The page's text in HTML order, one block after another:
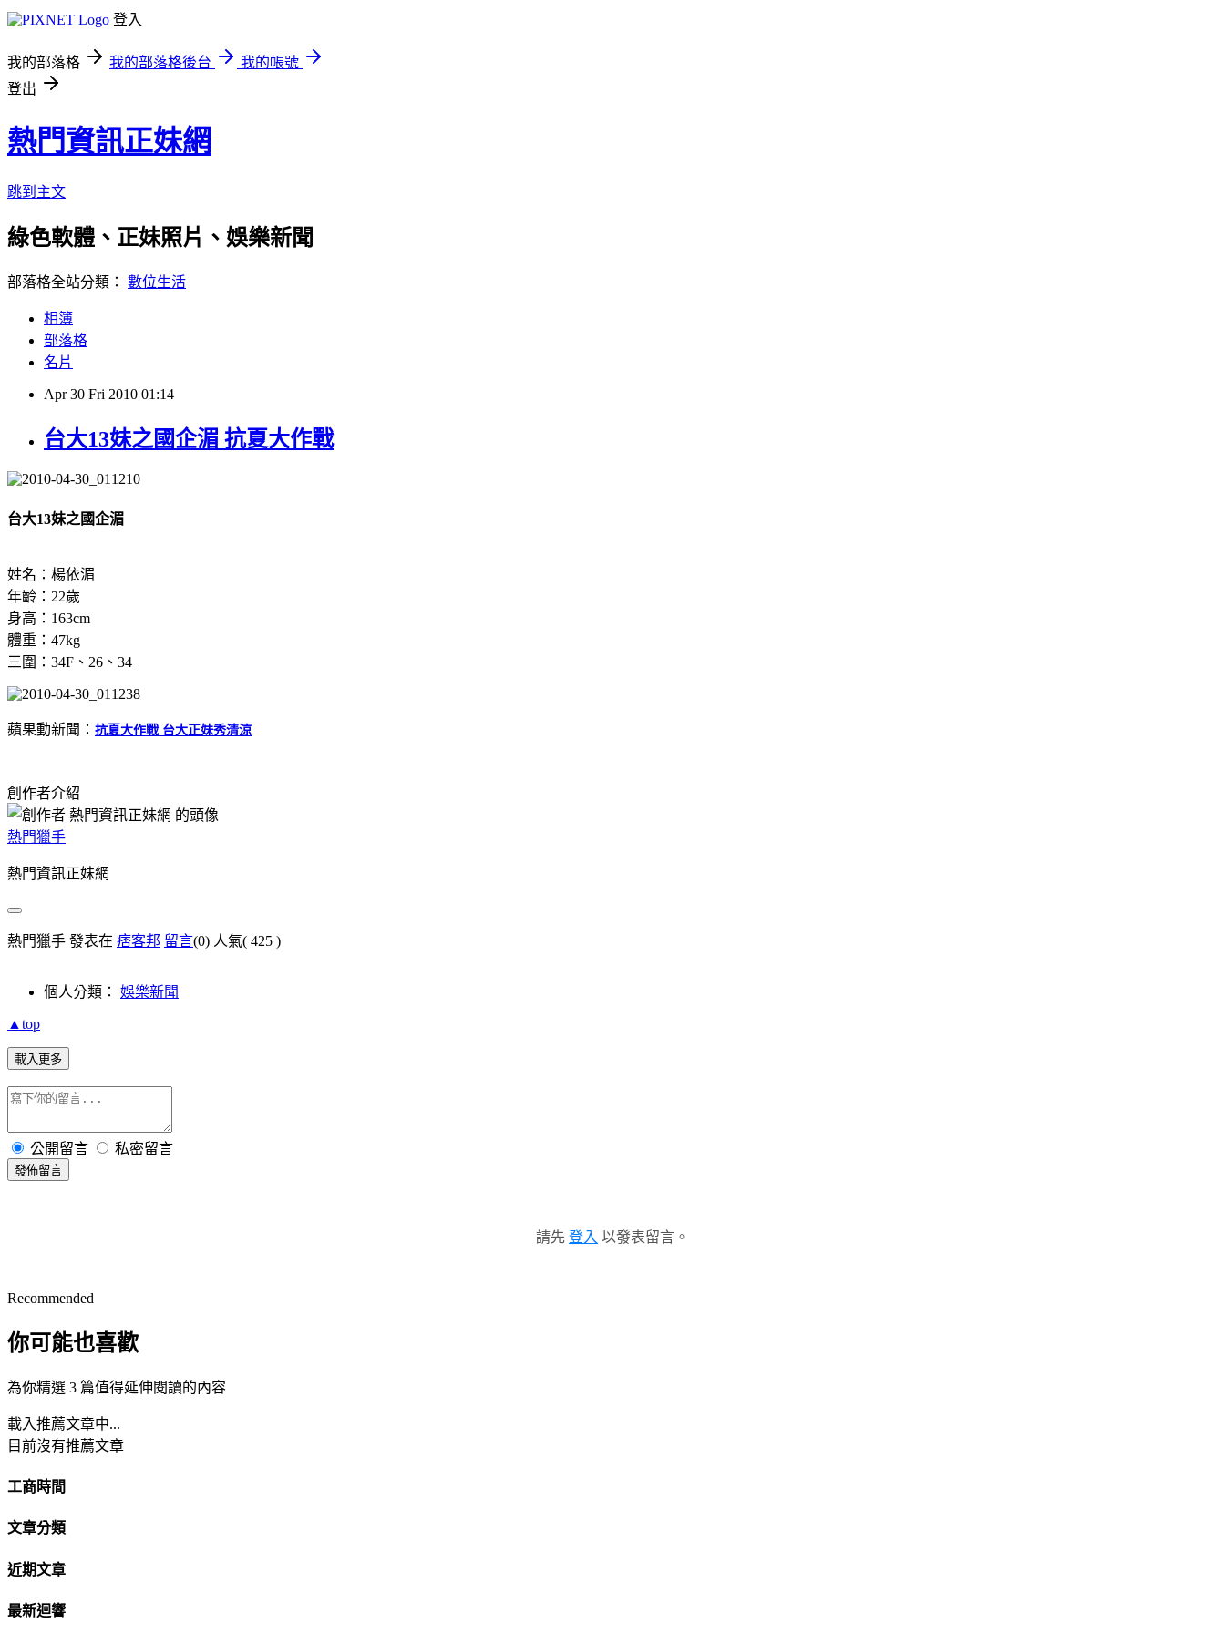
登入
我的部落格 我的部落格後台
我的帳號
登出
熱門資訊正妹網
跳到主文
綠色軟體、正妹照片、娛樂新聞
部落格全站分類： 數位生活
相簿
部落格
名片
Apr 30 Fri 2010 01:14
台大13妹之國企湄 抗夏大作戰
台大13妹之國企湄
姓名：楊依湄
年齡：22歲
身高：163cm
體重：47kg
三圍：34F、26、34
蘋果動新聞： 抗夏大作戰 台大正妹秀清涼
創作者介紹
熱門獵手
熱門資訊正妹網
熱門獵手 發表在 痞客邦 留言(0) 人氣( 425 )
個人分類： 娛樂新聞
▲top
載入更多
公開留言 私密留言
發佈留言
請先 登入 以發表留言。
Recommended
你可能也喜歡
為你精選 3 篇值得延伸閱讀的內容
載入推薦文章中...
目前沒有推薦文章
工商時間
文章分類
近期文章
最新迴響